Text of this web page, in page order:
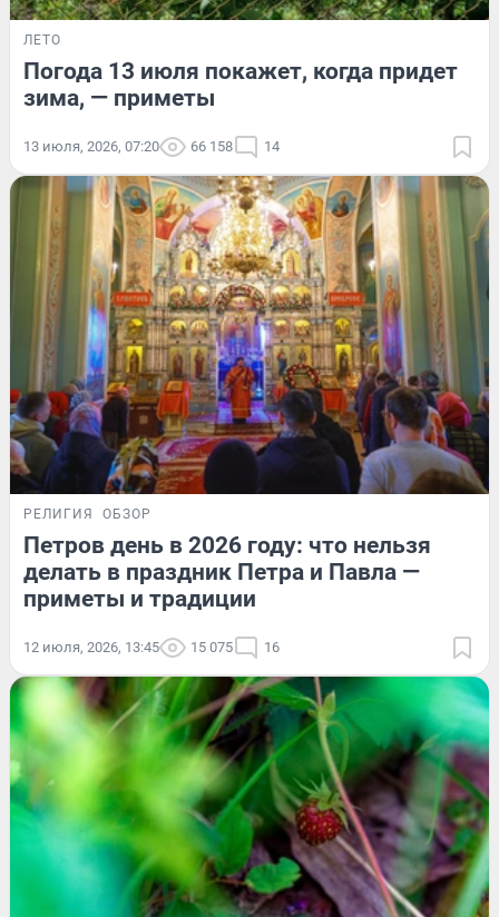
ЛЕТО
Погода 13 июля покажет, когда придет
зима, — приметы
13 июля, 2026, 07:20 66 158 14
РЕЛИГИЯ ОБЗОР
Петров день в 2026 году: что нельзя
делать в праздник Петра и Павла —
приметы и традиции
12 июля, 2026, 13:45 15 075 16